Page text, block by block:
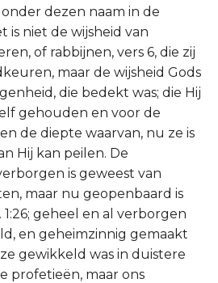
dezen naam in de
is niet de wijsheid van
of rabbijnen, vers 6, die zij
maar de wijsheid Gods
die bedekt was; die Hij
gehouden en voor de
de diepte waarvan, nu ze is
Hij kan peilen. De
is geweest van
maar nu geopenbaard is
1:26; geheel en al verborgen
en geheimzinnig gemaakt
gewikkeld was in duistere
profetieën, maar ons